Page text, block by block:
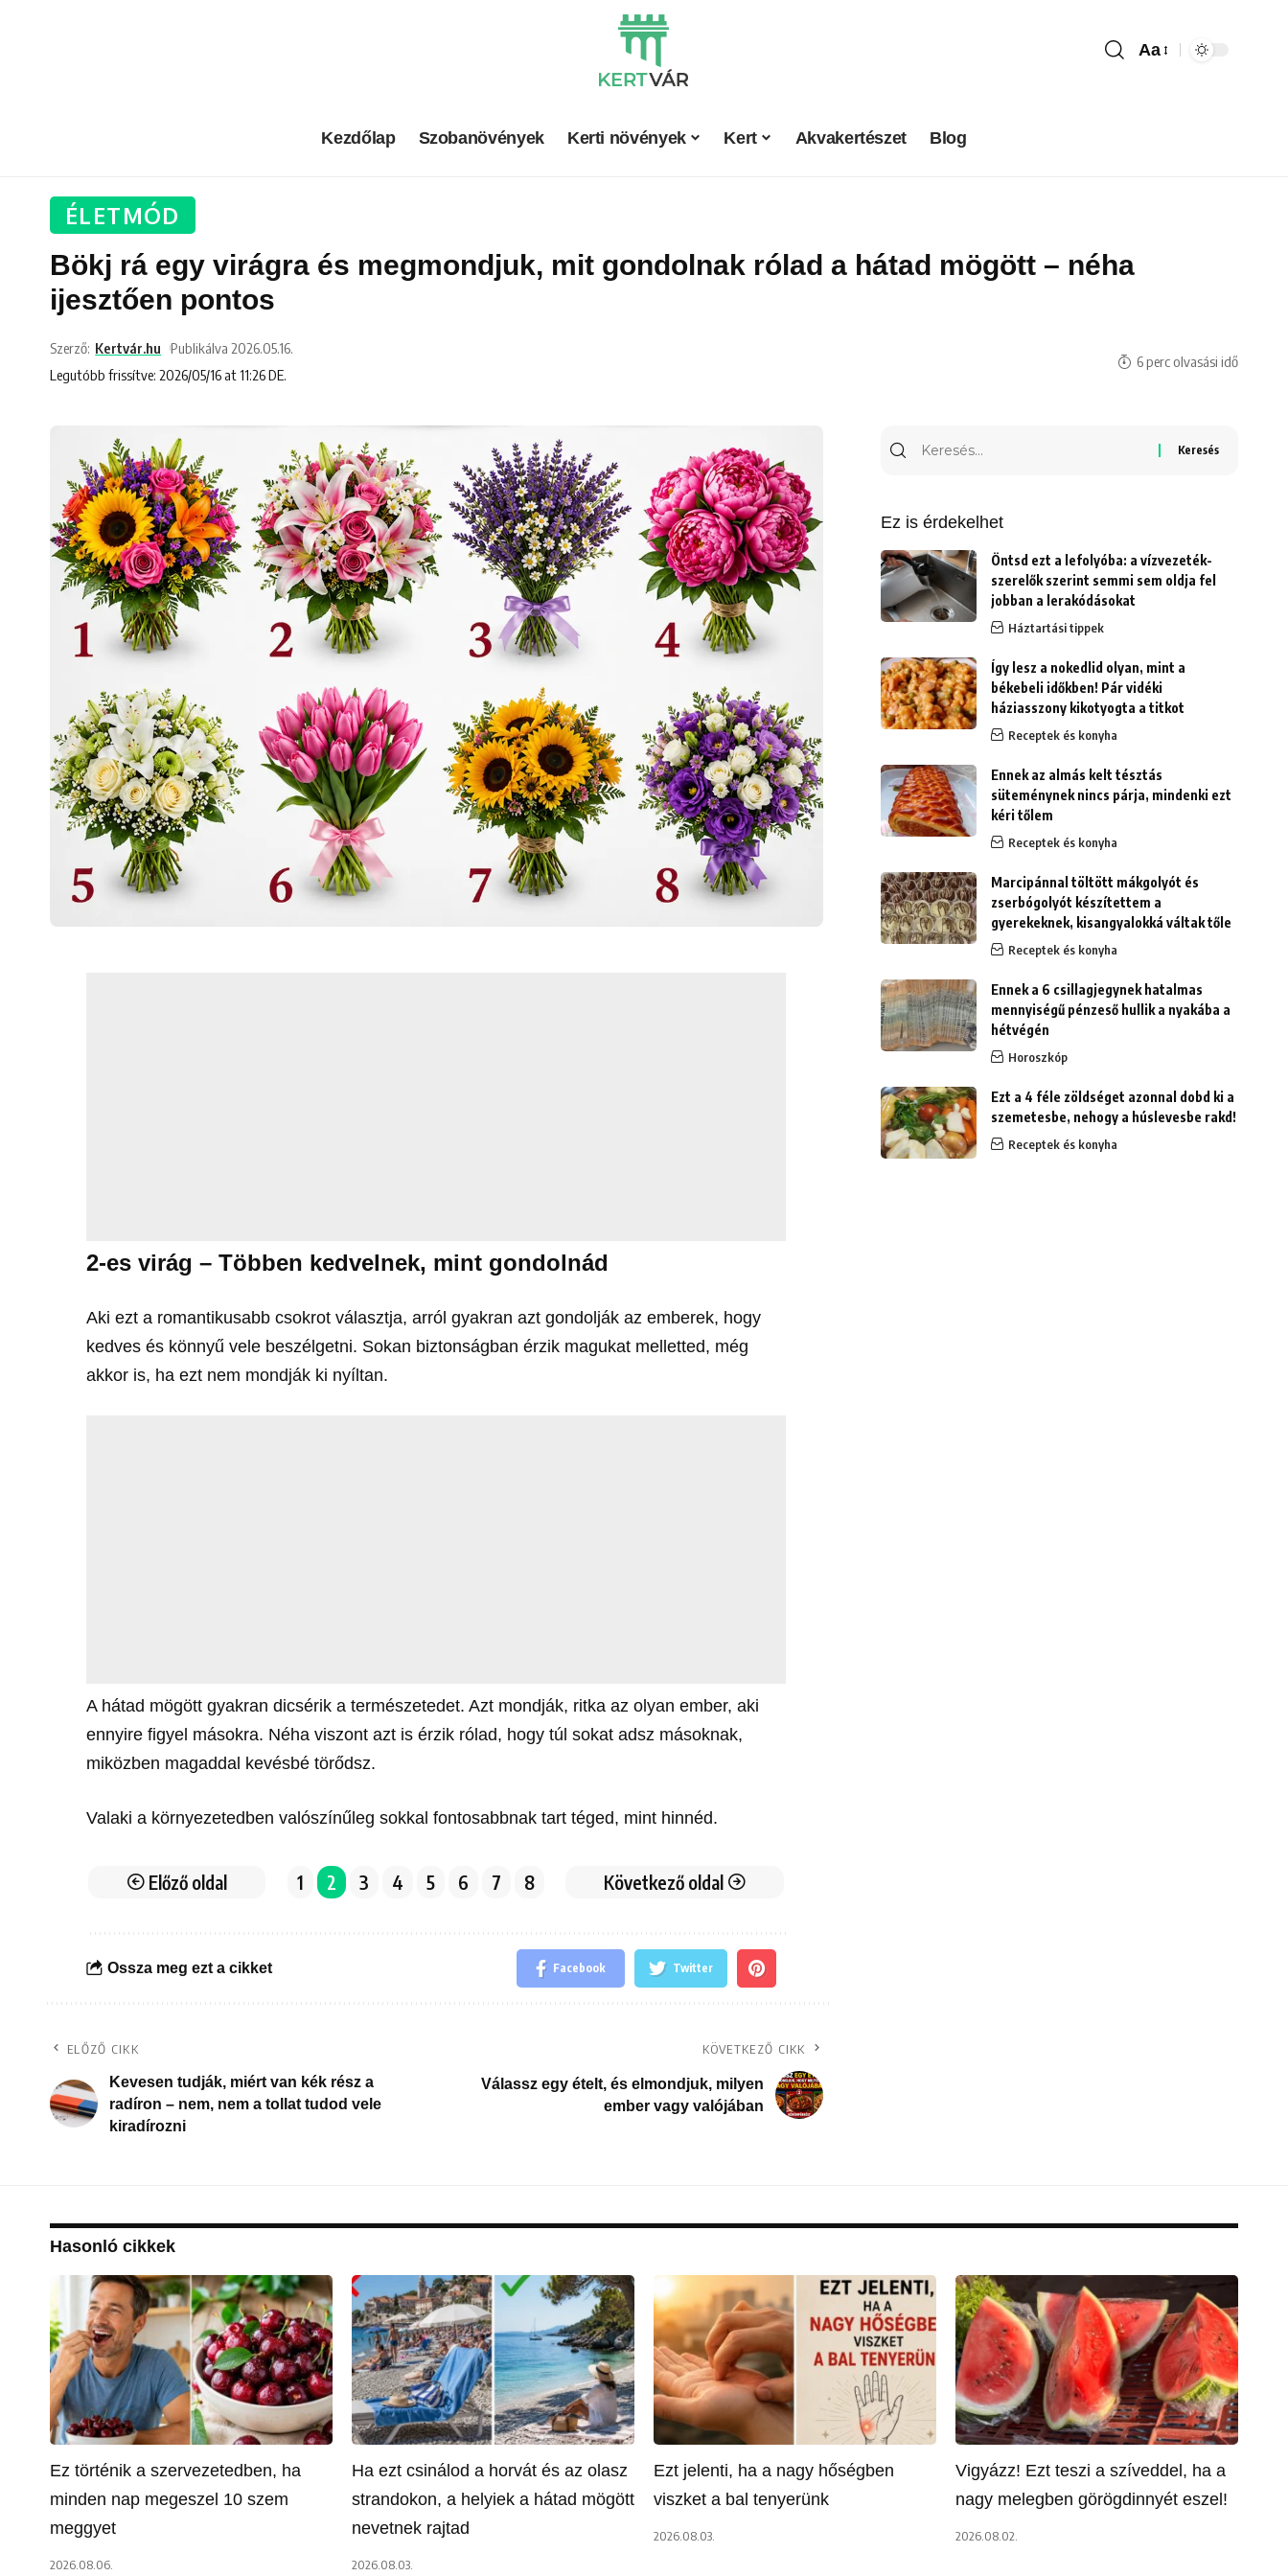
Aa
Kezdőlap Szobanövények Kerti növények Kert Akvakertészet Blog
ÉLETMÓD
Bökj rá egy virágra és megmondjuk, mit gondolnak rólad a hátad mögött – néha
ijesztően pontos
Legutóbb frissítve: 2026/05/16 at 11:26 DE.
Szerző: Kertvár.hu Publikálva 2026.05.16.
6 perc olvasási idő
2-es virág – Többen kedvelnek, mint gondolnád
Aki ezt a romantikusabb csokrot választja, arról gyakran azt gondolják az emberek, hogy
kedves és könnyű vele beszélgetni. Sokan biztonságban érzik magukat melletted, még
akkor is, ha ezt nem mondják ki nyíltan.
A hátad mögött gyakran dicsérik a természetedet. Azt mondják, ritka az olyan ember, aki
ennyire figyel másokra. Néha viszont azt is érzik rólad, hogy túl sokat adsz másoknak,
miközben magaddal kevésbé törődsz.
Valaki a környezetedben valószínűleg sokkal fontosabbnak tart téged, mint hinnéd.
Előző oldal 1 2 3 4 5 6 7 8 Következő oldal
Ossza meg ezt a cikket Facebook Twitter
ELŐZŐ CIKK
Kevesen tudják, miért van kék rész a
radíron – nem, nem a tollat tudod vele
kiradírozni
KÖVETKEZŐ CIKK
Válassz egy ételt, és elmondjuk, milyen
ember vagy valójában
Ez is érdekelhet
Öntsd ezt a lefolyóba: a vízvezeték-
szerelők szerint semmi sem oldja fel
jobban a lerakódásokat
Háztartási tippek
Így lesz a nokedlid olyan, mint a
békebeli időkben! Pár vidéki
háziasszony kikotyogta a titkot
Receptek és konyha
Ennek az almás kelt tésztás
süteménynek nincs párja, mindenki ezt
kéri tőlem
Receptek és konyha
Marcipánnal töltött mákgolyót és
zserbógolyót készítettem a
gyerekeknek, kisangyalokká váltak tőle
Receptek és konyha
Ennek a 6 csillagjegynek hatalmas
mennyiségű pénzeső hullik a nyakába a
hétvégén
Horoszkóp
Ezt a 4 féle zöldséget azonnal dobd ki a
szemetesbe, nehogy a húslevesbe rakd!
Receptek és konyha
Hasonló cikkek
Ez történik a szervezetedben, ha
minden nap megeszel 10 szem
meggyet
2026.08.06.
Ha ezt csinálod a horvát és az olasz
strandokon, a helyiek a hátad mögött
nevetnek rajtad
2026.08.03.
Ezt jelenti, ha a nagy hőségben
viszket a bal tenyerünk
2026.08.03.
Vigyázz! Ezt teszi a szíveddel, ha a
nagy melegben görögdinnyét eszel!
2026.08.02.